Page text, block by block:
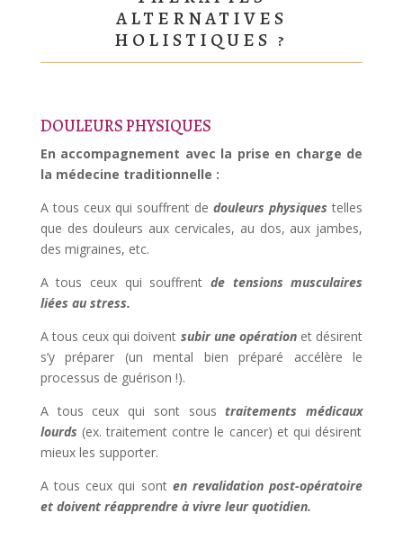
ALTERNATIVES
HOLISTIQUES ?
DOULEURS PHYSIQUES
En accompagnement avec la prise en charge de
la médecine traditionnelle :
A tous ceux qui souffrent dedouleurs physiquestelles
que des douleurs aux cervicales, au dos, aux jambes,
des migraines, etc.
A tous ceux qui souffrent de tensions musculaires
liées au stress.
A tous ceux qui doivent subir une opérationet désirent
s’y préparer (un mental bien préparé accélère le
processus de guérison !).
A tous ceux qui sont soustraitements médicaux
lourds (ex. traitement contre le cancer) et qui désirent
mieux les supporter.
A tous ceux qui sont en revalidation post-opératoire
et doivent réapprendre à vivre leur quotidien.